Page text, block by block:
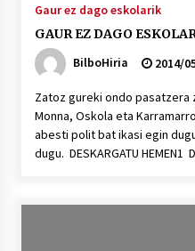
Gaur ez dago eskolarik
GAUR EZ DAGO
BilboHiria
2014/
Zatoz gureki ondo pasatzera
Monna, Oskola eta
abesti polit bat ikasi egin
dugu. DESKARGATU HEMEN1